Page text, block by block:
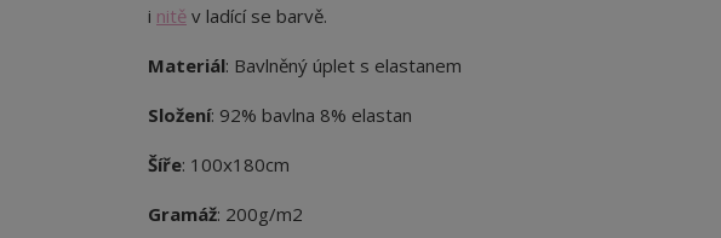
i nitě v ladící se barvě.
Materiál: Bavlněný úplet s elastanem
Složení: 92% bavlna 8% elastan
Šíře: 100x180cm
Gramáž: 200g/m2